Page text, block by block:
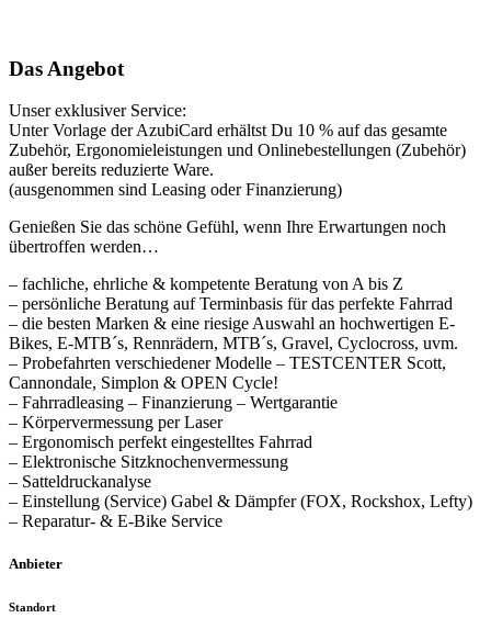
Das Angebot
Unser exklusiver Service:
Unter Vorlage der AzubiCard erhältst Du 10 % auf das gesamte
Zubehör, Ergonomieleistungen und Onlinebestellungen (Zubehör)
außer bereits reduzierte Ware.
(ausgenommen sind Leasing oder Finanzierung)
Genießen Sie das schöne Gefühl, wenn Ihre Erwartungen noch
übertroffen werden…
– fachliche, ehrliche & kompetente Beratung von A bis Z
– persönliche Beratung auf Terminbasis für das perfekte Fahrrad
– die besten Marken & eine riesige Auswahl an hochwertigen E-
Bikes, E-MTB´s, Rennrädern, MTB´s, Gravel, Cyclocross, uvm.
– Probefahrten verschiedener Modelle – TESTCENTER Scott,
Cannondale, Simplon & OPEN Cycle!
– Fahrradleasing – Finanzierung – Wertgarantie
– Körpervermessung per Laser
– Ergonomisch perfekt eingestelltes Fahrrad
– Elektronische Sitzknochenvermessung
– Satteldruckanalyse
– Einstellung (Service) Gabel & Dämpfer (FOX, Rockshox, Lefty)
– Reparatur- & E-Bike Service
Anbieter
Standort